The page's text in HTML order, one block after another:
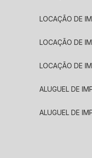
LOCAÇÃO DE
LOCAÇÃO DE
LOCAÇÃO DE
ALUGUEL DE
ALUGUEL DE